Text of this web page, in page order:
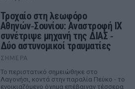
Τροχαίο στη λεωφόρο
Αθηνών‑Σουνίου: Αναστροφή ΙΧ
συνέτριψε μηχανή της ΔΙΑΣ ‑
Δύο αστυνομικοί τραυματίες
ΣΉΜΕΡΑ
Το περιστατικό σημειώθηκε στο
Λαγονήσι, κοντά στην παραλία Πεύκο - το
ενοικιαζόμενο όχημα επέβαιναν τέσσερα